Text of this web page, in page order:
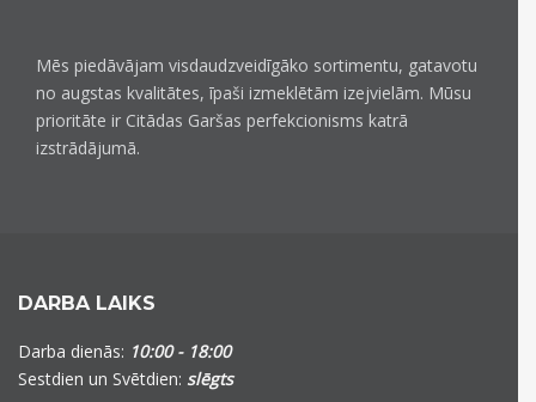
Mēs piedāvājam visdaudzveidīgāko sortimentu, gatavotu
no augstas kvalitātes, īpaši izmeklētām izejvielām. Mūsu
prioritāte ir Citādas Garšas perfekcionisms katrā
izstrādājumā.
DARBA LAIKS
Darba dienās: 10:00 - 18:00
Sestdien un Svētdien: slēgts